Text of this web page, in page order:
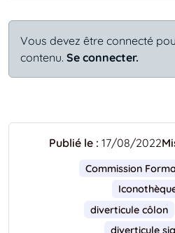
Vous devez être connecté
contenu. Se connecter.
Publié le : 17/08/2022
Commission
diverticule côlon
diverticule